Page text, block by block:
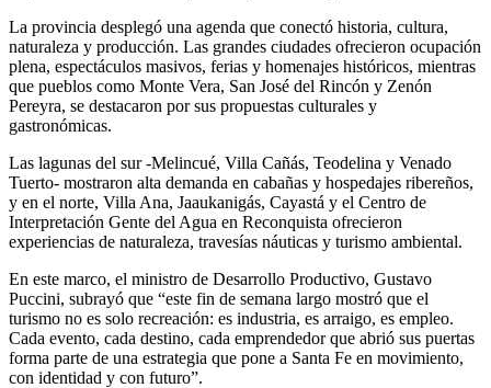
La provincia desplegó una agenda que conectó historia, cultura,
naturaleza y producción. Las grandes ciudades ofrecieron ocupación
plena, espectáculos masivos, ferias y homenajes históricos, mientras
que pueblos como Monte Vera, San José del Rincón y Zenón
Pereyra, se destacaron por sus propuestas culturales y
gastronómicas.
Las lagunas del sur -Melincué, Villa Cañás, Teodelina y Venado
Tuerto- mostraron alta demanda en cabañas y hospedajes ribereños,
y en el norte, Villa Ana, Jaaukanigás, Cayastá y el Centro de
Interpretación Gente del Agua en Reconquista ofrecieron
experiencias de naturaleza, travesías náuticas y turismo ambiental.
En este marco, el ministro de Desarrollo Productivo, Gustavo
Puccini, subrayó que “este fin de semana largo mostró que el
turismo no es solo recreación: es industria, es arraigo, es empleo.
Cada evento, cada destino, cada emprendedor que abrió sus puertas
forma parte de una estrategia que pone a Santa Fe en movimiento,
con identidad y con futuro”.